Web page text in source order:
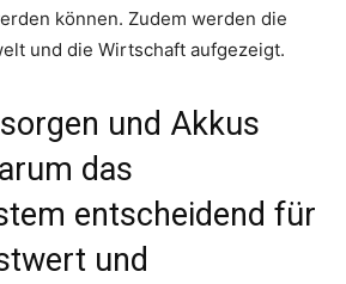
können. Zudem werden die
und die Wirtschaft aufgezeigt.
und Akkus
das
entscheidend für
und